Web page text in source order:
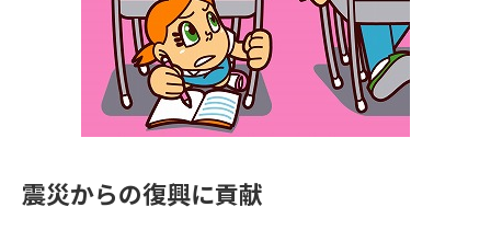
専門学校の資料請求 大学院の資料請求
留学・進学関連、塾・予備校
大学入学共通テスト「受験案
内」の請求
大学入学共通テスト「受験上の
配慮案内」の請求
高等学校卒業程度認定試験
幼稚園教員資格認定試験 小学校教員資格認定試験
震災からの復興に貢献